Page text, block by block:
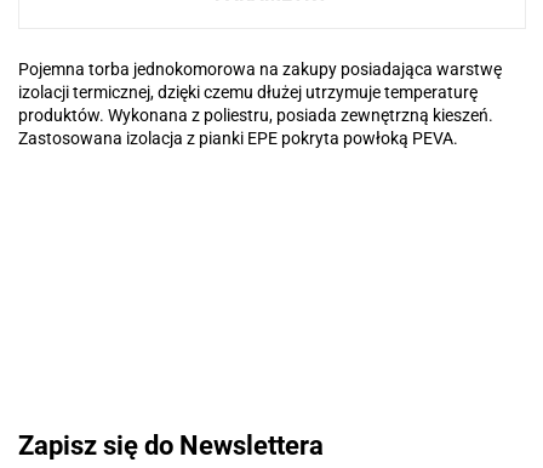
Pojemna torba jednokomorowa na zakupy posiadająca warstwę
izolacji termicznej, dzięki czemu dłużej utrzymuje temperaturę
produktów. Wykonana z poliestru, posiada zewnętrzną kieszeń.
Zastosowana izolacja z pianki EPE pokryta powłoką PEVA.
Zapisz się do Newslettera